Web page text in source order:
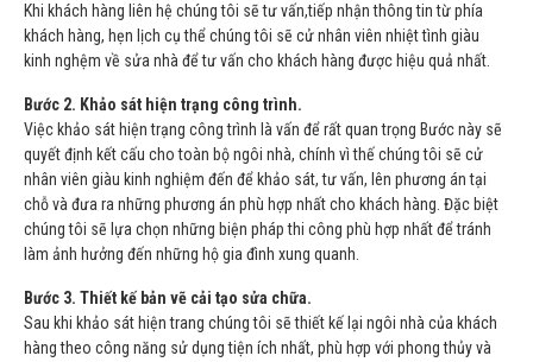
Khi khách hàng liên hệ chúng tôi sẽ tư vấn,tiếp nhận thông tin từ phía
khách hàng, hẹn lịch cụ thể chúng tôi sẽ cử nhân viên nhiệt tình giàu
kinh nghệm về sửa nhà để tư vấn cho khách hàng được hiệu quả nhất.
Bước 2. Khảo sát hiện trạng công trình.
Việc khảo sát hiện trạng công trình là vấn để rất quan trọng Bước này sẽ
quyết định kết cấu cho toàn bộ ngôi nhà, chính vì thế chúng tôi sẽ cử
nhân viên giàu kinh nghiệm đến để khảo sát, tư vấn, lên phương án tại
chỗ và đưa ra những phương án phù hợp nhất cho khách hàng. Đặc biệt
chúng tôi sẽ lựa chọn những biện pháp thi công phù hợp nhất để tránh
làm ảnh hưởng đến những hộ gia đình xung quanh.
Bước 3. Thiết kế bản vẽ cải tạo sửa chữa.
Sau khi khảo sát hiện trang chúng tôi sẽ thiết kế lại ngôi nhà của khách
hàng theo công năng sử dụng tiện ích nhất, phù hợp với phong thủy và